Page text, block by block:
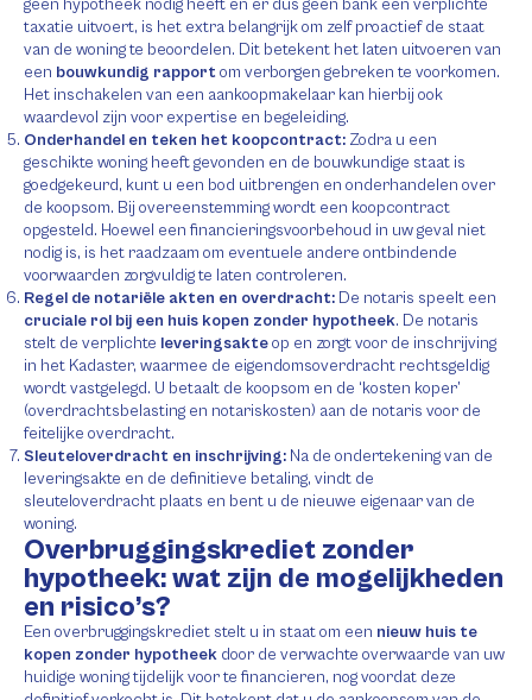
geen hypotheek nodig heeft en er dus geen bank een verplichte
taxatie uitvoert, is het extra belangrijk om zelf proactief de staat
van de woning te beoordelen. Dit betekent het laten uitvoeren van
een bouwkundig rapportom verborgen gebreken te voorkomen.
Het inschakelen van een aankoopmakelaar kan hierbij ook
waardevol zijn voor expertise en begeleiding.
Onderhandel en teken het koopcontract: Zodra u een
geschikte woning heeft gevonden en de bouwkundige staat is
goedgekeurd, kunt u een bod uitbrengen en onderhandelen over
de koopsom. Bij overeenstemming wordt een koopcontract
opgesteld. Hoewel een financieringsvoorbehoud in uw geval niet
nodig is, is het raadzaam om eventuele andere ontbindende
voorwaarden zorgvuldig te laten controleren.
Regel de notariële akten en overdracht: De notaris speelt een
cruciale rol bij een huis kopen zonder hypotheek. De notaris
stelt de verplichte leveringsakteop en zorgt voor de inschrijving
in het Kadaster, waarmee de eigendomsoverdracht rechtsgeldig
wordt vastgelegd. U betaalt de koopsom en de ‘kosten koper’
(overdrachtsbelasting en notariskosten) aan de notaris voor de
feitelijke overdracht.
Sleuteloverdracht en inschrijving: Na de ondertekening van de
leveringsakte en de definitieve betaling, vindt de
sleuteloverdracht plaats en bent u de nieuwe eigenaar van de
woning.
Overbruggingskrediet zonder
hypotheek: wat zijn de mogelijkheden
en risico’s?
Een overbruggingskrediet stelt u in staat om een nieuw huis te
kopen zonder hypotheek door de verwachte overwaarde van uw
huidige woning tijdelijk voor te financieren, nog voordat deze